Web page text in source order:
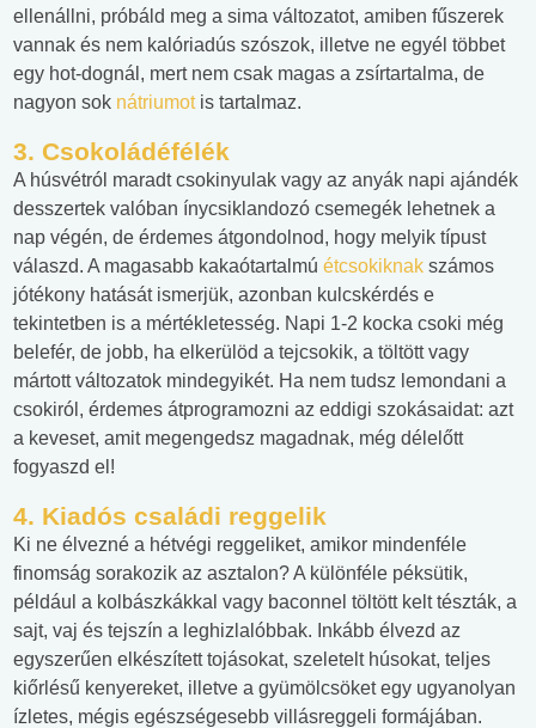
ellenállni, próbáld meg a sima változatot, amiben fűszerek
vannak és nem kalóriadús szószok, illetve ne egyél többet
egy hot-dognál, mert nem csak magas a zsírtartalma, de
nagyon sok nátriumotis tartalmaz.
3. Csokoládéfélék
A húsvétról maradt csokinyulak vagy az anyák napi ajándék
desszertek valóban ínycsiklandozó csemegék lehetnek a
nap végén, de érdemes átgondolnod, hogy melyik típust
válaszd. A magasabb kakaótartalmú étcsokiknak számos
jótékony hatását ismerjük, azonban kulcskérdés e
tekintetben is a mértékletesség. Napi 1-2 kocka csoki még
belefér, de jobb, ha elkerülöd a tejcsokik, a töltött vagy
mártott változatok mindegyikét. Ha nem tudsz lemondani a
csokiról, érdemes átprogramozni az eddigi szokásaidat: azt
a keveset, amit megengedsz magadnak, még délelőtt
fogyaszd el!
4. Kiadós családi reggelik
Ki ne élvezné a hétvégi reggeliket, amikor mindenféle
finomság sorakozik az asztalon? A különféle péksütik,
például a kolbászkákkal vagy baconnel töltött kelt tészták, a
sajt, vaj és tejszín a leghizlalóbbak. Inkább élvezd az
egyszerűen elkészített tojásokat, szeletelt húsokat, teljes
kiőrlésű kenyereket, illetve a gyümölcsöket egy ugyanolyan
ízletes, mégis egészségesebb villásreggeli formájában.